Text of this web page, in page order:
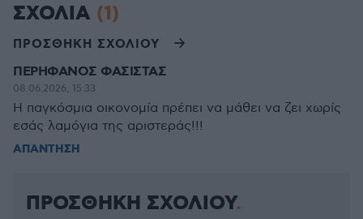
ΣΧΟΛΙΑ (1)
ΠΡΟΣΘΗΚΗ ΣΧΟΛΙΟΥ
ΠΕΡΗΦΑΝΟΣ ΦΑΣΙΣΤΑΣ
08.06.2026, 15:33
Η παγκόσμια οικονομία πρέπει να μάθει να ζει χωρίς
εσάς λαμόγια της αριστεράς!!!
ΑΠΑΝΤΗΣΗ
ΠΡΟΣΘΗΚΗ ΣΧΟΛΙΟΥ